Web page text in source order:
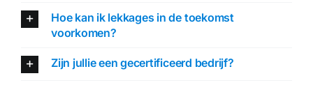
Hoe kan ik lekkages in de toekomst
voorkomen?
Zijn jullie een gecertificeerd bedrijf?